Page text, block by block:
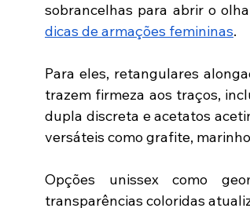
sobrancelhas para abrir o
dicas de armações femininas.
Para eles, retangulares
trazem firmeza aos traços,
dupla discreta e acetatos
versáteis como grafite,
Opções unissex como
transparências coloridas